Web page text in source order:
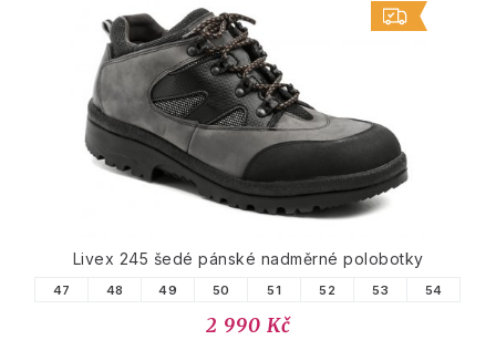
Livex 245 šedé pánské nadměrné polobotky
47 48 49 50 51 52 53 54
2 990 Kč